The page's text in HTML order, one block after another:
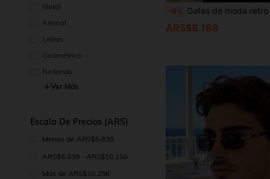
Metal
Animal
Letras
Geométrico
Redondo
Ver Más
Escala De Precios (ARS)
Menos de ARS$6.838
ARS$6.838 - ARS$10.256
Más de ARS$10.256
-8% Gafas de moda retro cuadradas de acetato para mujer con montura de remaches metálicos y lentes anti-UV.
ARS$8.168